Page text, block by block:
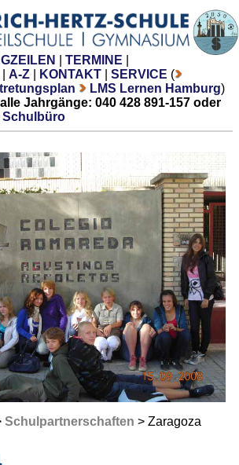
TERMINE
A-Z KONTAKT SERVICE (
LMS Lernen Hamburg)
Jahrgänge: 040 428 891-157 oder
Schulbüro
Schulpartnerschaften > Zaragoza